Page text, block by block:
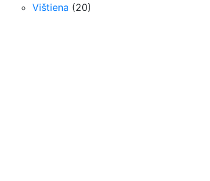
Vištiena (20)